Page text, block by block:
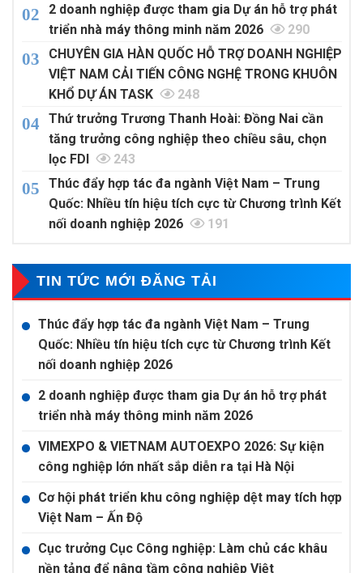
2 doanh nghiệp được tham gia Dự án hỗ trợ phát
triển nhà máy thông minh năm 2026
290
CHUYÊN GIA HÀN QUỐC HỖ TRỢ DOANH NGHIỆP
VIỆT NAM CẢI TIẾN CÔNG NGHỆ TRONG KHUÔN
KHỔ DỰ ÁN TASK
248
Thứ trưởng Trương Thanh Hoài: Đồng Nai cần
tăng trưởng công nghiệp theo chiều sâu, chọn
lọc FDI
243
Thúc đẩy hợp tác đa ngành Việt Nam – Trung
Quốc: Nhiều tín hiệu tích cực từ Chương trình Kết
nối doanh nghiệp 2026
191
TIN TỨC MỚI ĐĂNG TẢI
Thúc đẩy hợp tác đa ngành Việt Nam – Trung
Quốc: Nhiều tín hiệu tích cực từ Chương trình Kết
nối doanh nghiệp 2026
2 doanh nghiệp được tham gia Dự án hỗ trợ phát
triển nhà máy thông minh năm 2026
VIMEXPO & VIETNAM AUTOEXPO 2026: Sự kiện
công nghiệp lớn nhất sắp diễn ra tại Hà Nội
Cơ hội phát triển khu công nghiệp dệt may tích hợp
Việt Nam – Ấn Độ
Cục trưởng Cục Công nghiệp: Làm chủ các khâu
nền tảng để nâng tầm công nghiệp Việt